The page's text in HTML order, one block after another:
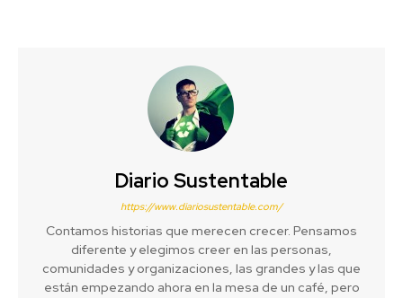
Diario Sustentable
https://www.diariosustentable.com/
Contamos historias que merecen crecer. Pensamos
diferente y elegimos creer en las personas,
comunidades y organizaciones, las grandes y las que
están empezando ahora en la mesa de un café, pero